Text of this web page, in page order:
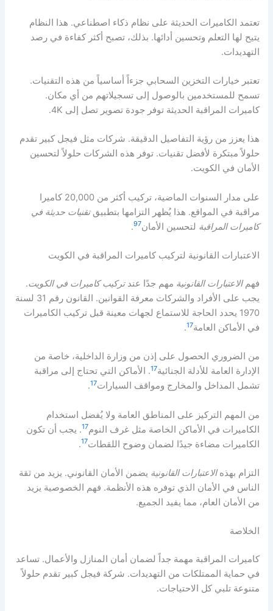
تعتمد الكاميرات الحديثة على نظام ذكاء اصطناعي. هذا النظام
يتيح لها التعلم وتحسين أدائها. بذلك، تصبح أكثر كفاءة في رصد
التهديدات.
تعتبر خيارات التخزين السحابي جزءاً أساسياً من هذه التقنيات.
تسمح للمستخدمين بالوصول إلى تسجيلاتهم من أي مكان.
كاميرات المراقبة الحديثة توفر جودة تصوير تصل إلى 4K.
هذا يعزز من رؤية التفاصيل الدقيقة. شركات مثل فيجل كبير تقدم
حلولاً مبتكرة لأفضل تقنيات. توفر هذه الشركات حلولاً لتحسين
الأمان في الكويت.
على مدار السنوات الماضية، تركيب أكثر من 20,000 كاميرا
مراقبة في المواقع. هذا يُظهر التزامها بتطبيقتقنيات حديثة في
كاميرات المراقبة لتحسين الأمان 97
.
الاعتبارات القانونية لتركيب كاميرات المراقبة في الكويت
فهمالاعتبارات القانونية مهم جدًا عندتركيب كاميرات في الكويت.
يجب على الأفراد والشركات معرفة القوانين. القانون رقم 31 لسنة
1970 يحدد الحاجة للاستماع لجهات معينة قبل تركيب الكاميرات
في الأماكن العامة17
.
من الضروري الحصول على إذن من وزارة الداخلية، خاصة من
الإدارة العامة للأدلة الجنائية17. الأماكن التي تحتاج إلى مراقبة
تشمل المداخل والمخارج ومواقف السيارات17
.
من المهم التركيز على المناطق العامة ولا يُفضل استخدام
الكاميرات في الأماكن الخاصة مثل غرف النوم17. يجب أن تكون
الكاميرات مضاءة جيدًا لضمان وضوح اللقطات17
.
التزام بهذهالاعتبارات القانونية يضمن الأمان القانوني. يزيد من ثقة
الناس في الأمان الذي توفره هذه الأنظمة. فهم الخصوصية يزيد
من الأمان العام، مما يفيد الجميع.
الخلاصة
كاميرات المراقبة مهمة جداً لضمان أمان المنازل والأعمال. تساعد
في حماية الممتلكات من التهديدات. شركة فيجل كبير تقدم حلولاً
متنوعة تلبي كل الاحتياجات.